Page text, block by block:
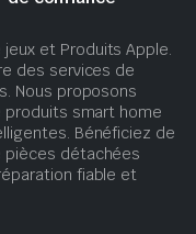
et Produits Apple.
des services de
Nous proposons
produits smart home
Bénéficiez de
détachées
fiable et